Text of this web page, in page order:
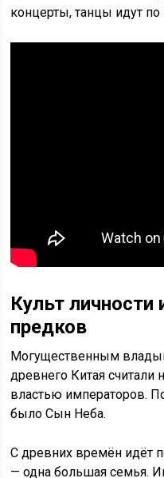
концерты, танцы идут по
Культ личности
предков
Могущественным
древнего Китая считали
властью императоров.
было Сын Неба.
С древних времён идёт
— одна большая семья.